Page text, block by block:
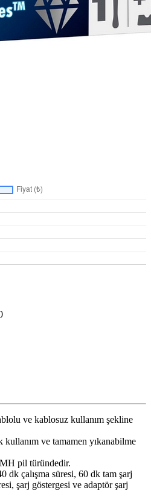
ve kablosuz kullanım şekline
kullanım ve tamamen yıkanabilme
pil türündedir.
dk çalışma süresi, 60 dk tam şarj
şarj göstergesi ve adaptör şarj